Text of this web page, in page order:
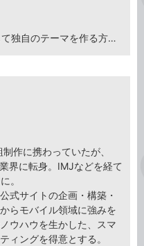
WordPressのテーマを編集して独自のテーマを作る方法を知り、準備をする
作に携わっていたが、
界に転身。IMJなどを経て
。
式サイトの企画・構築・
らモバイル領域に強みを
ウハウを生かした、スマ
ィングを得意とする。